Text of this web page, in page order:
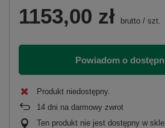
1153,00 zł brutto / szt.
Powiadom o
Produkt niedostępny
14 dni na darmowy zwrot
Ten produkt nie jest dostępny w